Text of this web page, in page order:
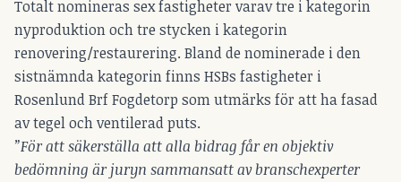
Totalt nomineras sex fastigheter varav tre i kategorin
nyproduktion och tre stycken i kategorin
renovering/restaurering. Bland de nominerade i den
sistnämnda kategorin finns HSBs fastigheter i
Rosenlund Brf Fogdetorp som utmärks för att ha fasad
av tegel och ventilerad puts.
”För att säkerställa att alla bidrag får en objektiv
bedömning är juryn sammansatt av branschexperter